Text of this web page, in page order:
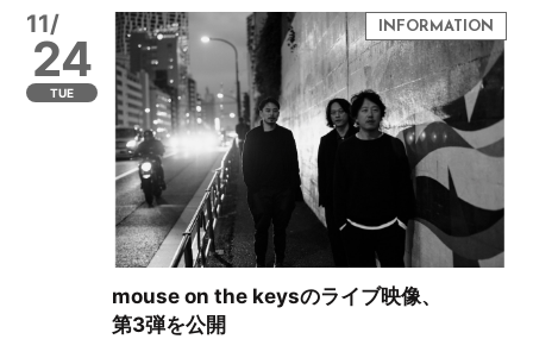
11/
24
TUE
mouse on the keysのライブ映像、
第3弾を公開